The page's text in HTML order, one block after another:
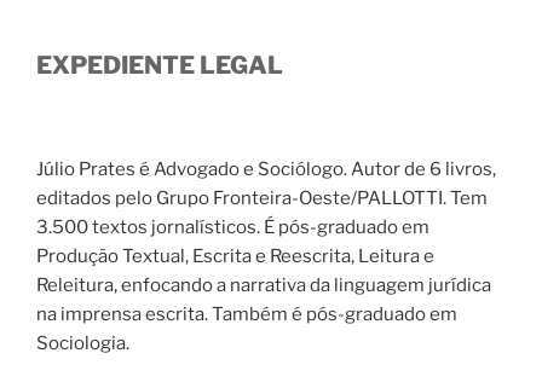
EXPEDIENTE LEGAL
Júlio Prates é Advogado e Sociólogo. Autor de 6 livros,
editados pelo Grupo Fronteira-Oeste/PALLOTTI. Tem
3.500 textos jornalísticos. É pós-graduado em
Produção Textual, Escrita e Reescrita, Leitura e
Releitura, enfocando a narrativa da linguagem jurídica
na imprensa escrita. Também é pós-graduado em
Sociologia.